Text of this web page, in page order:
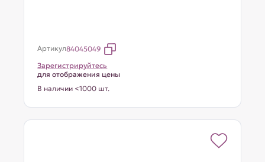
Артикул84045049
Зарегистрируйтесь
для отображения цены
В наличии <1000 шт.